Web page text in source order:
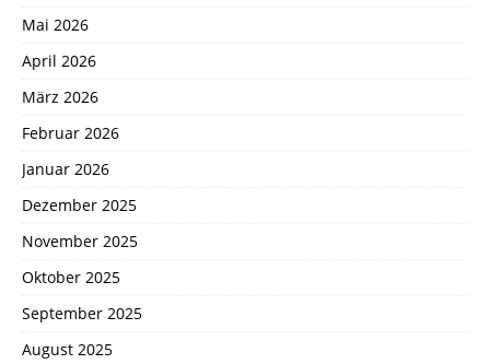
Mai 2026
April 2026
März 2026
Februar 2026
Januar 2026
Dezember 2025
November 2025
Oktober 2025
September 2025
August 2025